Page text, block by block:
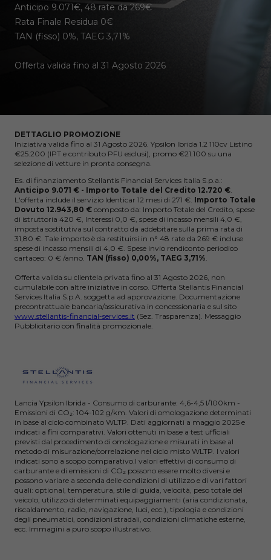
Anticipo 9.071€, 48 rate da 269€
Rata Finale Residua 0€
TAN (fisso) 0%, TAEG 3,71%
Offerta valida fino al 31 Agosto 2026
DETTAGLIO PROMOZIONE
Iniziativa valida fino al 31 Agosto 2026. Ypsilon Ibrida 1.2 110cv Listino
€25.200 (IPT e contributo PFU esclusi), promo €21.100 su una
selezione di vetture in pronta consegna.
Es. di finanziamento Stellantis Financial Services Italia S.p.a.:
Anticipo 9.071 € - Importo Totale del Credito 12.720 €.
L'offerta include il servizio Identicar 12 mesi di 271 €. Importo Totale
Dovuto 12.943,80 € composto da: Importo Totale del Credito, spese
di istruttoria 420 €, Interessi 0,0 €, spese di incasso mensili 4,0 €,
imposta sostitutiva sul contratto da addebitare sulla prima rata di
31,80 €. Tale importo è da restituirsi in n° 48 rate da 269 € incluse
spese di incasso mensili di 4,0 €. Spese invio rendiconto periodico
cartaceo: 0 € /anno. TAN (fisso) 0,00%, TAEG 3,71%.
Offerta valida su clientela privata fino al 31 Agosto 2026, non
cumulabile con altre iniziative in corso. Offerta Stellantis Financial
Services Italia S.p.A. soggetta ad approvazione. Documentazione
precontrattuale bancaria/assicurativa in concessionaria e sul sito
www.stellantis-financial-services.it (Sez. Trasparenza). Messaggio
Pubblicitario con finalità promozionale.
Lancia Ypsilon Ibrida - Consumo di carburante: 4,6-4,5 l/100km -
Emissioni di CO₂: 104-102 g/km. Valori di omologazione determinati
in base al ciclo combinato WLTP. Dati aggiornati a maggio 2025 e
indicati a fini comparativi. Valori ottenuti in base a test ufficiali
previsti dal procedimento di omologazione e misurati in base al
metodo di misurazione/correlazione nel ciclo misto WLTP. I valori
indicati sono a scopo comparativo.I valori effettivi di consumo di
carburante e di emissioni di CO₂ possono essere molto diversi e
possono variare a seconda delle condizioni di utilizzo e di vari fattori
quali: optional, temperatura, stile di guida, velocità, peso totale del
veicolo, utilizzo di determinati equipaggiamenti (aria condizionata,
riscaldamento, radio, navigazione, luci, ecc.), tipologia e condizioni
degli pneumatici, condizioni stradali, condizioni climatiche esterne,
ecc. Immagini a puro scopo illustrativo.